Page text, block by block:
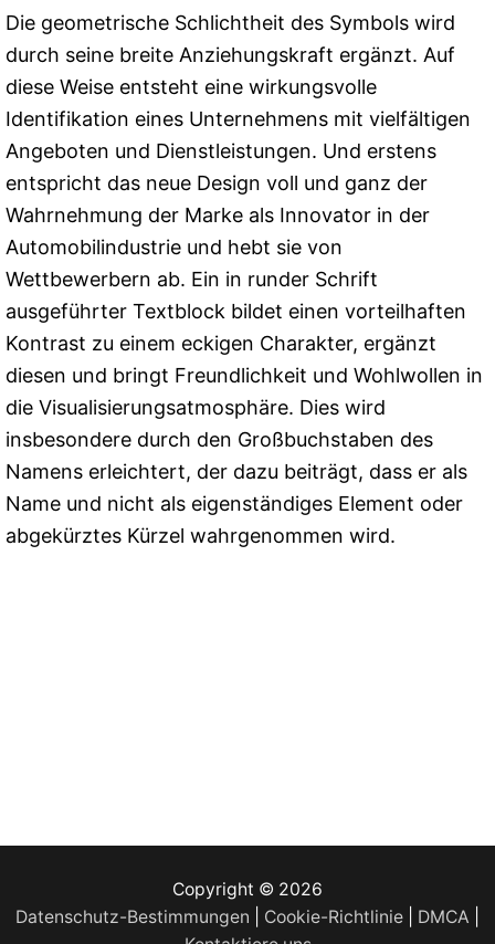
Die geometrische Schlichtheit des Symbols wird
durch seine breite Anziehungskraft ergänzt. Auf
diese Weise entsteht eine wirkungsvolle
Identifikation eines Unternehmens mit vielfältigen
Angeboten und Dienstleistungen. Und erstens
entspricht das neue Design voll und ganz der
Wahrnehmung der Marke als Innovator in der
Automobilindustrie und hebt sie von
Wettbewerbern ab. Ein in runder Schrift
ausgeführter Textblock bildet einen vorteilhaften
Kontrast zu einem eckigen Charakter, ergänzt
diesen und bringt Freundlichkeit und Wohlwollen in
die Visualisierungsatmosphäre. Dies wird
insbesondere durch den Großbuchstaben des
Namens erleichtert, der dazu beiträgt, dass er als
Name und nicht als eigenständiges Element oder
abgekürztes Kürzel wahrgenommen wird.
Copyright © 2026
Datenschutz-Bestimmungen
Cookie-Richtlinie DMCA